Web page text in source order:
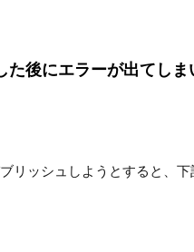
後にエラーが出てしま
リッシュしようとすると、下